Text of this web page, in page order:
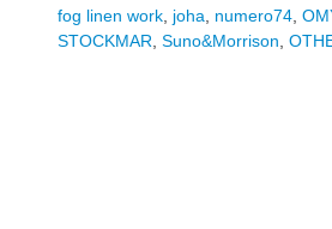
fog linen work, joha numero74,
STOCKMAR Suno&Morrison